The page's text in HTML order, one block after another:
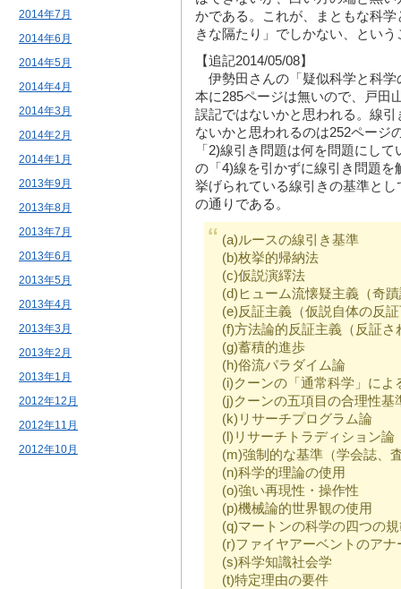
2014年7月
2014年6月
2014年5月
2014年4月
2014年3月
2014年2月
2014年1月
2013年9月
2013年8月
2013年7月
2013年6月
2013年5月
2013年4月
2013年3月
2013年2月
2013年1月
2012年12月
2012年11月
2012年10月
かである。これが、まともな科
きな隔たり」でしかない、とい
【追記2014/05/08】
伊勢田さんの「疑似科学と科学
本に285ページは無いので、戸田
誤記ではないかと思われる。線
ないかと思われるのは252ページ
「2)線引き問題は何を問題にし
の「4)線を引かずに線引き問題
挙げられている線引きの基準と
の通りである。
(a)ルースの線引き基準
(b)枚挙的帰納法
(c)仮説演繹法
(d)ヒューム流懐疑主義（奇
(e)反証主義（仮説自体の反
(f)方法論的反証主義（反証
(g)蓄積的進歩
(h)俗流パラダイム論
(i)クーンの「通常科学」によ
(j)クーンの五項目の合理性基
(k)リサーチプログラム論
(l)リサーチトラディション論
(m)強制的な基準（学会誌、
(n)科学的理論の使用
(o)強い再現性・操作性
(p)機械論的世界観の使用
(q)マートンの科学の四つの
(r)ファイヤアーベントのア
(s)科学知識社会学
(t)特定理由の要件